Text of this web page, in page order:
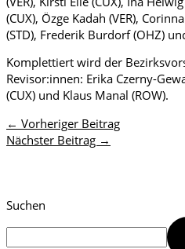
(CUX), Özge Kadah (VER),
(STD), Frederik Burdorf (OHZ)
Komplettiert wird der
Revisor:innen: Erika Czerny-
(CUX) und Klaus Manal (ROW).
← Vorheriger Beitrag
Nächster Beitrag →
Suchen